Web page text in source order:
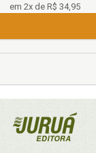
em 2x de R$ 34,95